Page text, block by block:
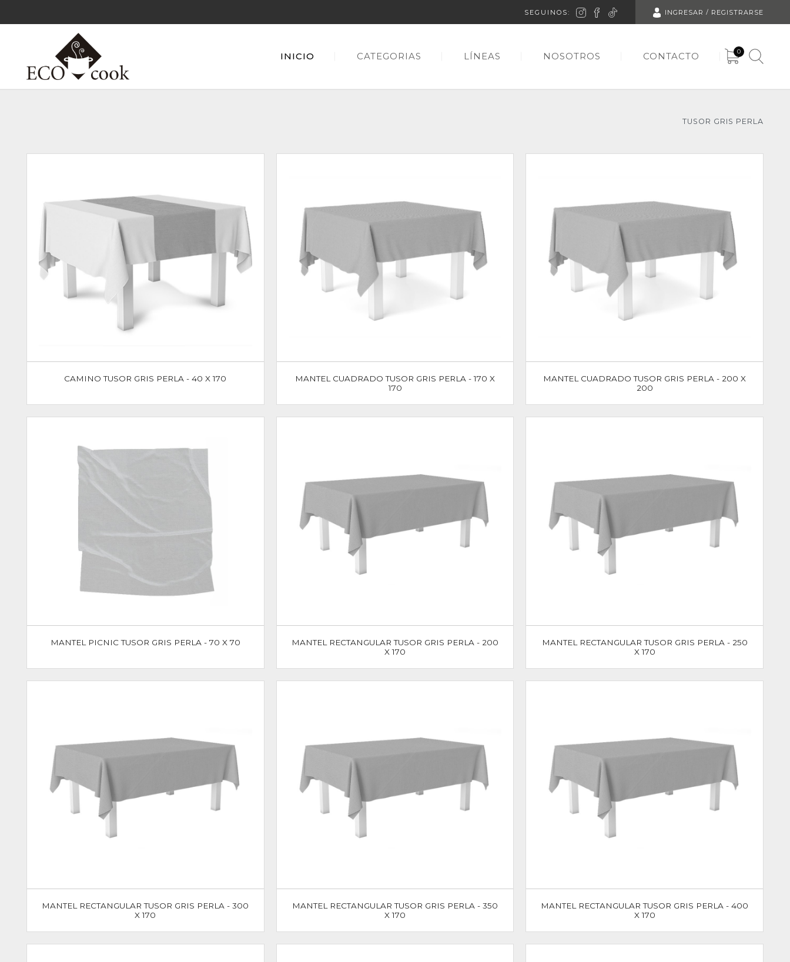
SEGUINOS: INGRESAR / REGISTRARSE
0
INICIO CATEGORIAS LÍNEAS NOSOTROS CONTACTO
TUSOR GRIS PERLA
CAMINO TUSOR GRIS PERLA - 40 X 170
MANTEL CUADRADO TUSOR GRIS PERLA - 170 X
170
MANTEL CUADRADO TUSOR GRIS PERLA - 200 X
200
MANTEL PICNIC TUSOR GRIS PERLA - 70 X 70
MANTEL RECTANGULAR TUSOR GRIS PERLA - 200
X 170
MANTEL RECTANGULAR TUSOR GRIS PERLA - 250
X 170
MANTEL RECTANGULAR TUSOR GRIS PERLA - 300
X 170
MANTEL RECTANGULAR TUSOR GRIS PERLA - 350
X 170
MANTEL RECTANGULAR TUSOR GRIS PERLA - 400
X 170